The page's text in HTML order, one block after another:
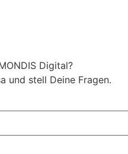
Digital?
und stell Deine Fragen.